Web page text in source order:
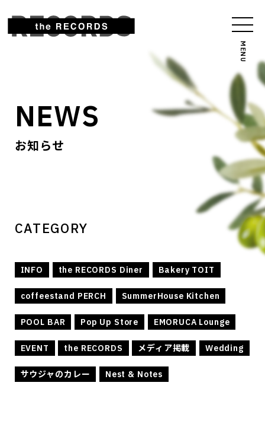
NEWS
お知らせ
CATEGORY
INFO the RECORDS Diner Bakery TOIT
coffeestand PERCH SummerHouse Kitchen
POOL BAR Pop Up Store EMORUCA Lounge
EVENT the RECORDS メディア掲載 Wedding
サウジャのカレー Nest & Notes